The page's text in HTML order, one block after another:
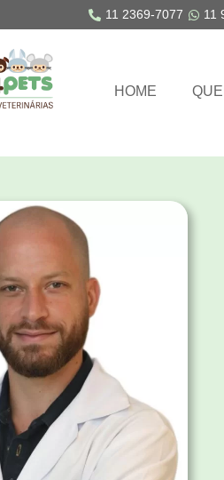
11 2369-7077 11
HOME